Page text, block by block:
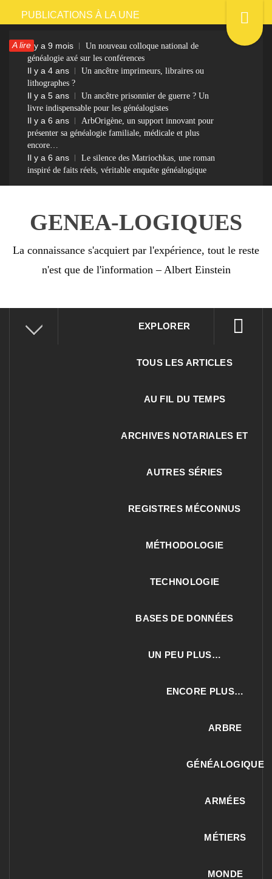
Passer
contenu
PUBLICATIONS À LA UNE
A lireIl y a 9 mois
Un nouveau colloque national de
généalogie axé sur les conférences
Il y a 4 ans
Un ancêtre imprimeurs, libraires ou
lithographes ?
Il y a 5 ans
Un ancêtre prisonnier de guerre ? Un
livre indispensable pour les généalogistes
Il y a 6 ans
ArbOrigène, un support innovant pour
présenter sa généalogie familiale, médicale et plus
encore…
Il y a 6 ans
Le silence des Matriochkas, une roman
inspiré de faits réels, véritable enquête généalogique
GENEA-LOGIQUES
La connaissance s'acquiert par l'expérience, tout le reste
n'est que de l'information – Albert Einstein
EXPLORER
TOUS LES ARTICLES
AU FIL DU TEMPS
ARCHIVES NOTARIALES ET
AUTRES SÉRIES
REGISTRES MÉCONNUS
MÉTHODOLOGIE
TECHNOLOGIE
BASES DE DONNÉES
UN PEU PLUS…
ENCORE PLUS…
ARBRE
GÉNÉALOGIQUE
ARMÉES
MÉTIERS
MONDE